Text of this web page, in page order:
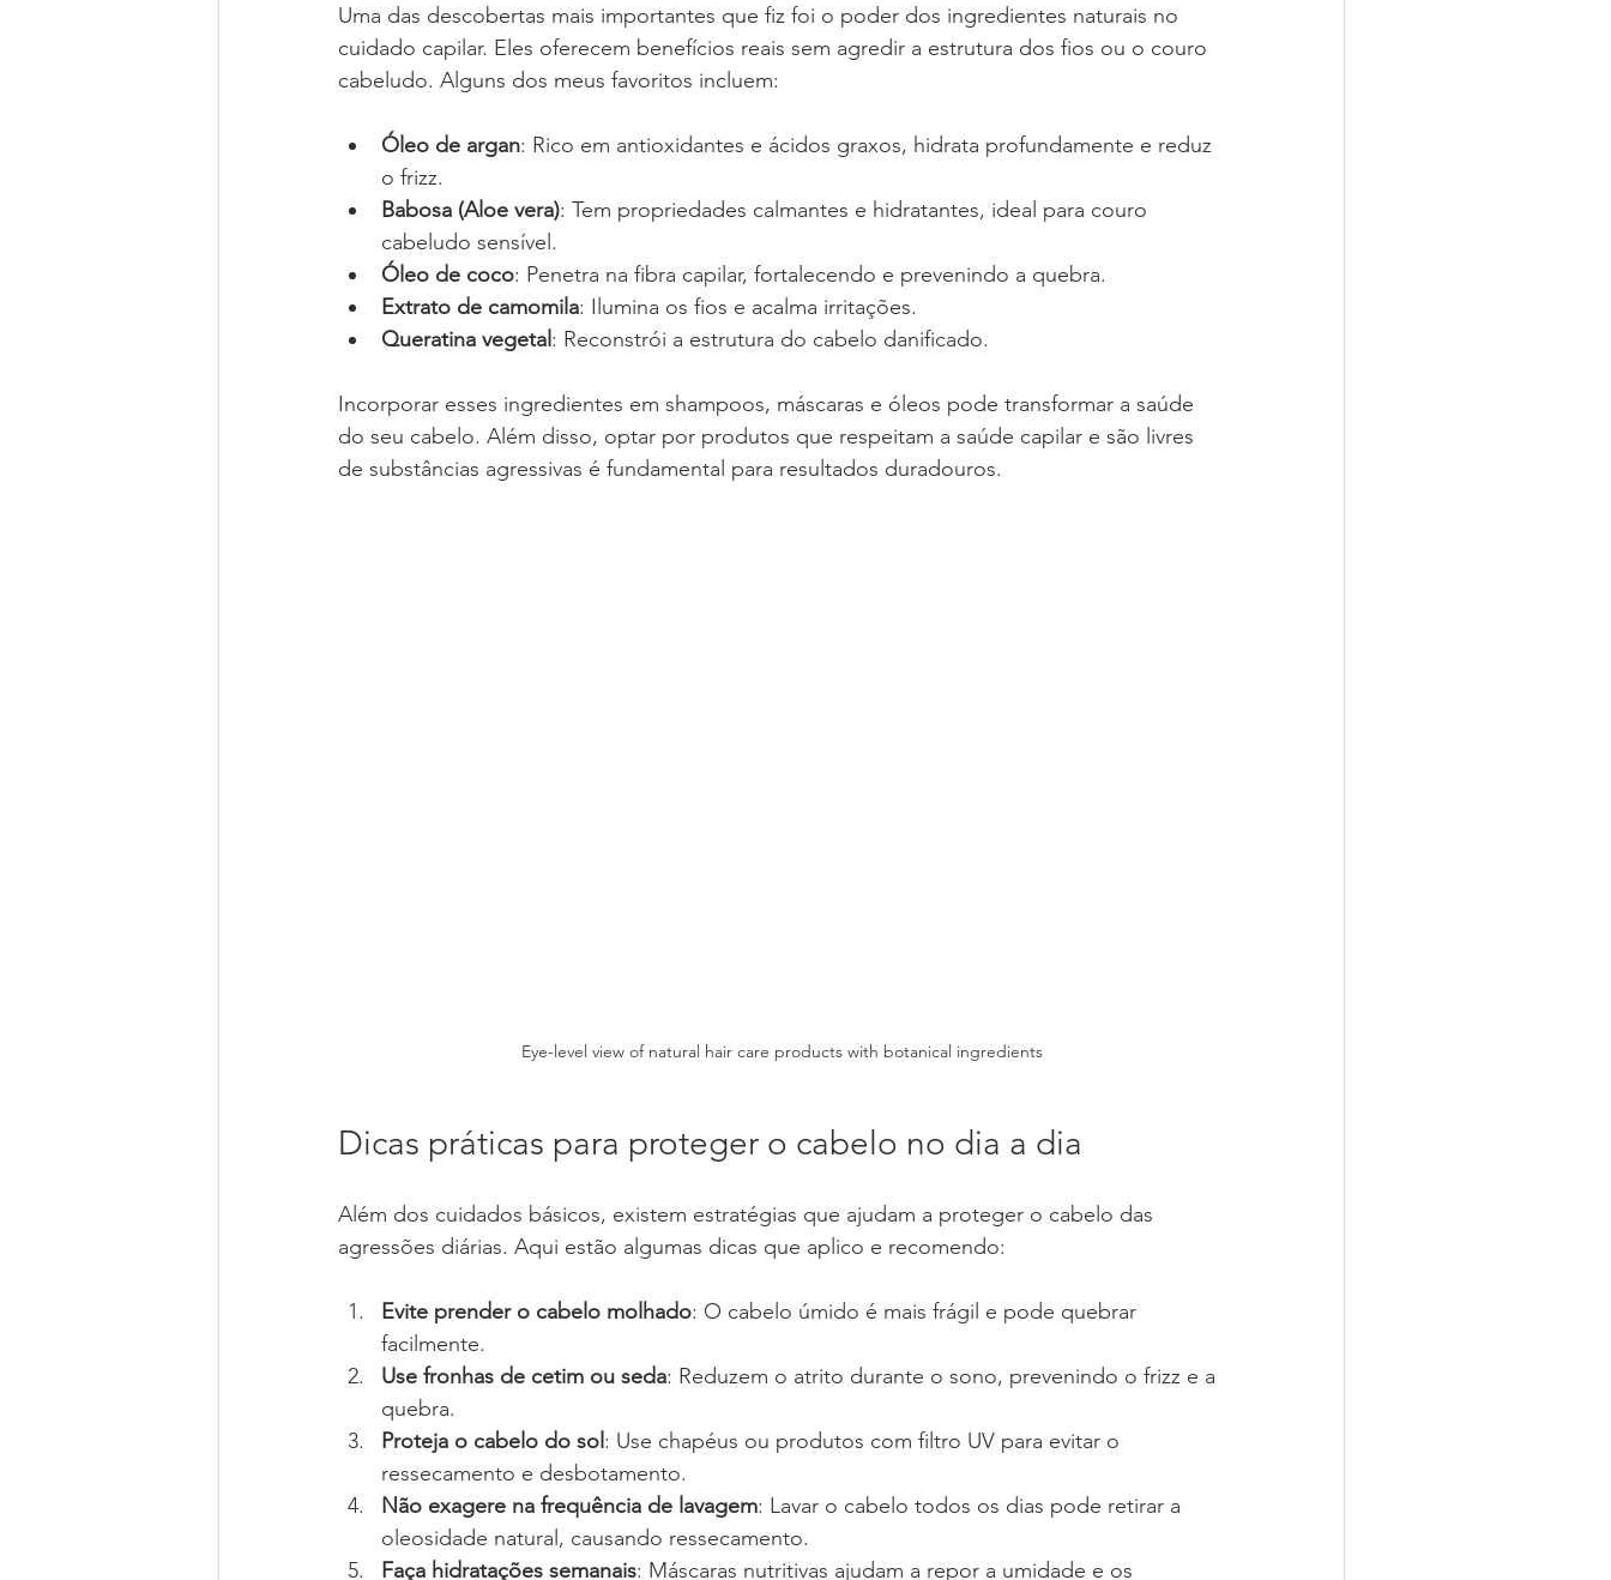
Uma das descobertas mais importantes que fiz foi o poder dos ingredientes naturais no
cuidado capilar. Eles oferecem benefícios reais sem agredir a estrutura dos fios ou o couro
cabeludo. Alguns dos meus favoritos incluem:
Óleo de argan: Rico em antioxidantes e ácidos graxos, hidrata profundamente e reduz
o frizz.
Babosa (Aloe vera): Tem propriedades calmantes e hidratantes, ideal para couro
cabeludo sensível.
Óleo de coco: Penetra na fibra capilar, fortalecendo e prevenindo a quebra.
Extrato de camomila: Ilumina os fios e acalma irritações.
Queratina vegetal : Reconstrói a estrutura do cabelo danificado.
Incorporar esses ingredientes em shampoos, máscaras e óleos pode transformar a saúde
do seu cabelo. Além disso, optar por produtos que respeitam a saúde capilar e são livres
de substâncias agressivas é fundamental para resultados duradouros.
Eye-level view of natural hair care products with botanical ingredients
Dicas práticas para proteger o cabelo no dia a dia
Além dos cuidados básicos, existem estratégias que ajudam a proteger o cabelo das
agressões diárias. Aqui estão algumas dicas que aplico e recomendo:
Evite prender o cabelo molhado: O cabelo úmido é mais frágil e pode quebrar
facilmente.
Use fronhas de cetim ou seda: Reduzem o atrito durante o sono, prevenindo o frizz e a
quebra.
Proteja o cabelo do sol : Use chapéus ou produtos com filtro UV para evitar o
ressecamento e desbotamento.
Não exagere na frequência de lavagem: Lavar o cabelo todos os dias pode retirar a
oleosidade natural, causando ressecamento.
Faça hidratações semanais: Máscaras nutritivas ajudam a repor a umidade e os